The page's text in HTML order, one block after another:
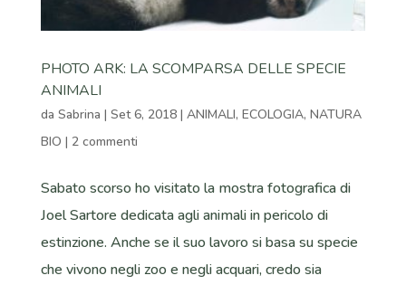
PHOTO ARK: LA SCOMPARSA DELLE SPECIE
ANIMALI
da Sabrina | Set 6, 2018| ANIMALI, ECOLOGIA, NATURA
BIO | 2 commenti
Sabato scorso ho visitato la mostra fotografica di
Joel Sartore dedicata agli animali in pericolo di
estinzione. Anche se il suo lavoro si basa su specie
che vivono negli zoo e negli acquari, credo sia